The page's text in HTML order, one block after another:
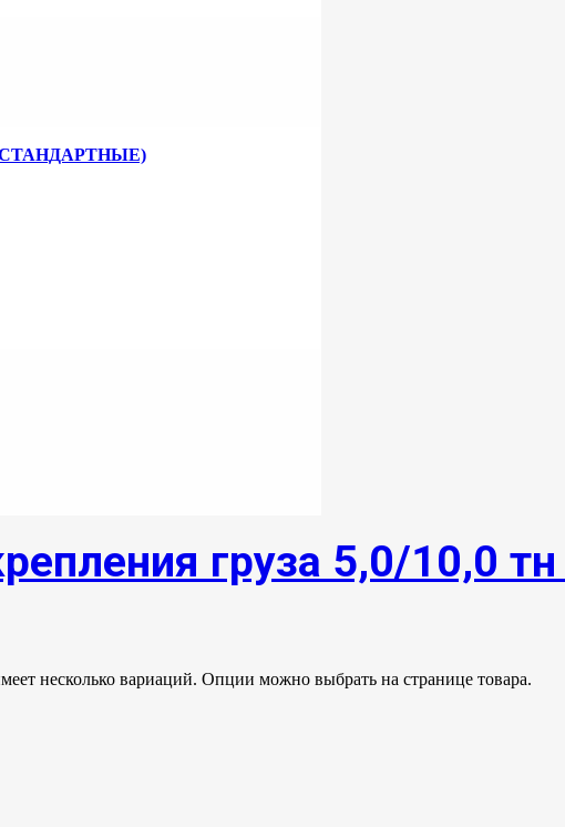
груза 5,0/10,0
несколько вариаций. Опции можно выбрать на странице товара.